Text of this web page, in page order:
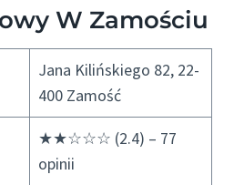
W Zamościu
Jana Kilińskiego 82, 22-
400 Zamość
★★☆☆☆ (2.4) – 77
opinii